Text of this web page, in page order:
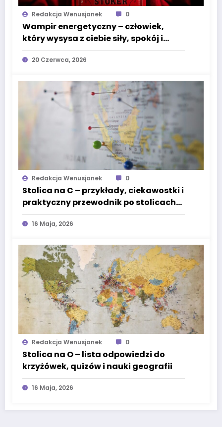
Redakcja Wenusjanek 0
Wampir energetyczny – człowiek,
który wysysa z ciebie siły, spokój i
życiową moc
20 Czerwca, 2026
Redakcja Wenusjanek 0
Stolica na C – przykłady, ciekawostki i
praktyczny przewodnik po stolicach
świata
16 Maja, 2026
Redakcja Wenusjanek 0
Stolica na O – lista odpowiedzi do
krzyżówek, quizów i nauki geografii
16 Maja, 2026